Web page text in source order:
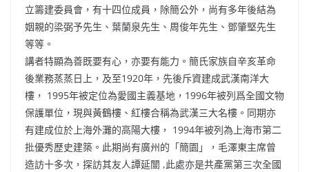
立籌建委員會，有十四位成員，除簡公外，尚有多年後結為
姻親的梁弼予先生、葉蘭泉先生、周俊年先生、鄧肇堅先生
等等。
講者特顯為善既要有心，亦要有能力。簡氏家族自辛亥革命
後業務蒸蒸日上，及至1920年，先後斥資建成武漢南洋大
樓， 1995年被定位為愛國主義基地，1996年被列爲全國文物
保護單位，現與黃鶴樓、紅樓合稱為武漢三大名樓。同期亦
有建成位於上海外灘的高陽大樓， 1994年被列為上海市第二
批優秀歷史建築。此期尚有廣州的「簡園」，毛澤東主席曾
造訪十多次，探訪其友人譚延闓 ,此處亦是共產黨第三次全國